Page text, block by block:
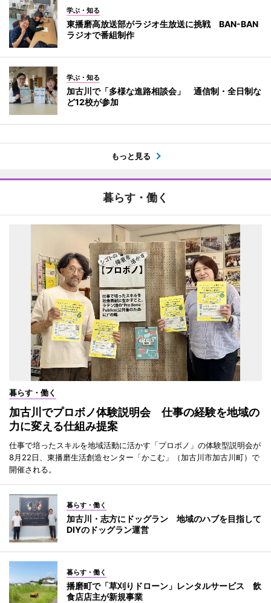
学ぶ・知る
東播磨高放送部がラジオ生放送に挑戦 BAN-BAN
ラジオで番組制作
学ぶ・知る
加古川で「多様な進路相談会」 通信制・全日制な
ど12校が参加
もっと見る
暮らす・働く
暮らす・働く
加古川でプロボノ体験説明会 仕事の経験を地域の
力に変える仕組み提案
仕事で培ったスキルを地域活動に活かす「プロボノ」の体験型説明会が
8月22日、東播磨生活創造センター「かこむ」（加古川市加古川町）で
開催される。
暮らす・働く
加古川・志方にドッグラン 地域のハブを目指して
DIYのドッグラン運営
暮らす・働く
播磨町で「草刈りドローン」レンタルサービス 飲
食店店主が新規事業